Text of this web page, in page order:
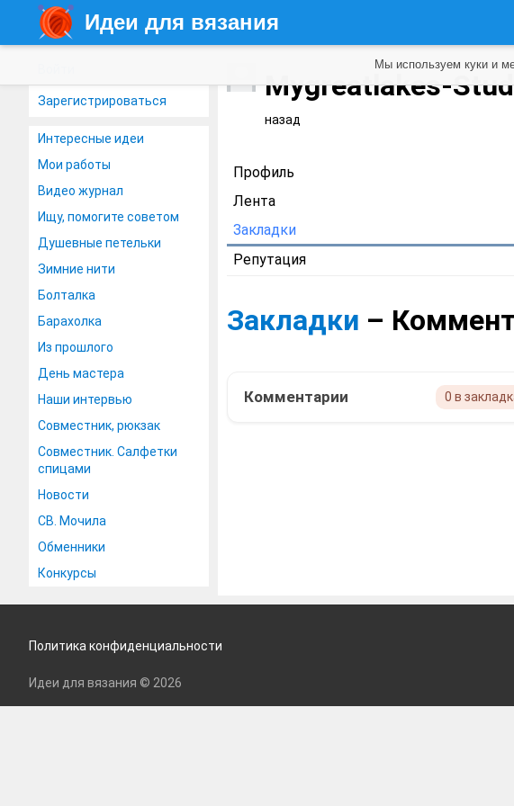
Идеи для вязания
Зарегистрироваться
Интересные идеи
Мои работы
Видео журнал
Ищу, помогите советом
Душевные петельки
Зимние нити
Болталка
Барахолка
Из прошлого
День мастера
Наши интервью
Совместник, рюкзак
Совместник. Салфетки
спицами
Новости
СВ. Мочила
Обменники
Конкурсы
Mygreatlakes-
назад
Профиль
Лента
Закладки
Репутация
Закладки –
Комментарии 0 в
Мы используем куки и
Политика конфиденциальности
Идеи для вязания © 2026